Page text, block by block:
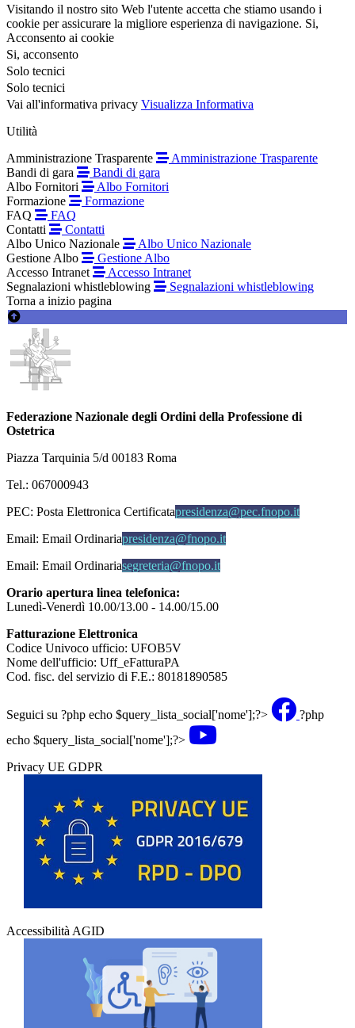
Visitando il nostro sito Web l'utente accetta che stiamo usando i
cookie per assicurare la migliore esperienza di navigazione. Si,
Acconsento ai cookie
Si, acconsento
Solo tecnici
Solo tecnici
Vai all'informativa privacy Visualizza Informativa
Utilità
Amministrazione Trasparente
Amministrazione Trasparente
Bandi di gara
Bandi di gara
Albo Fornitori
Albo Fornitori
Formazione
Formazione
FAQ
FAQ
Contatti
Contatti
Albo Unico Nazionale
Albo Unico Nazionale
Gestione Albo
Gestione Albo
Accesso Intranet
Accesso Intranet
Segnalazioni whistleblowing
Segnalazioni whistleblowing
Torna a inizio pagina
Federazione Nazionale degli Ordini della Professione di
Ostetrica
Piazza Tarquinia 5/d 00183 Roma
Tel.: 067000943
PEC: Posta Elettronica Certificatapresidenza@pec.fnopo.it
Email: Email Ordinariapresidenza@fnopo.it
Email: Email Ordinariasegreteria@fnopo.it
Orario apertura linea telefonica:
Lunedì-Venerdì 10.00/13.00 - 14.00/15.00
Fatturazione Elettronica
Codice Univoco ufficio: UFOB5V
Nome dell'ufficio: Uff_eFatturaPA
Cod. fisc. del servizio di F.E.: 80181890585
Seguici su ?php echo $query_lista_social['nome'];?>
?php
echo $query_lista_social['nome'];?>
Privacy UE GDPR
Accessibilità AGID